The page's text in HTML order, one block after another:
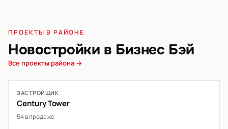
ПРОЕКТЫ В РАЙОНЕ
Новостройки в Бизнес Бэй
Все проекты района →
ЗАСТРОЙЩИК
Century Tower
54 в продаже